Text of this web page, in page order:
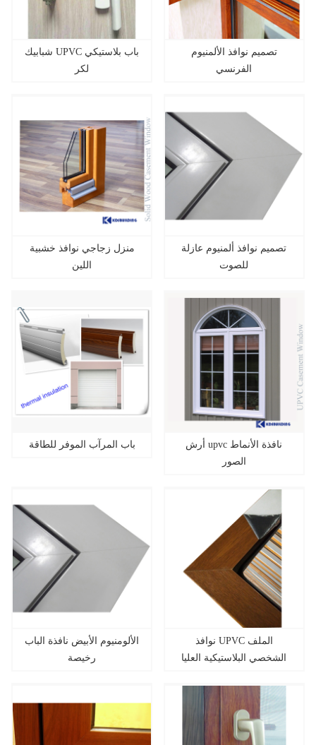
شبابيك UPVC باب بلاستيكي
لكر
تصميم نوافذ الألمنيوم
الفرنسي
منزل زجاجي نوافذ خشبية
اللين
تصميم نوافذ ألمنيوم عازلة
للصوت
باب المرآب الموفر للطاقة
أرش upvc نافذة الأنماط
الصور
الألومنيوم الأبيض نافذة الباب
رخيصة
نوافذ UPVC الملف
الشخصي البلاستيكية العليا